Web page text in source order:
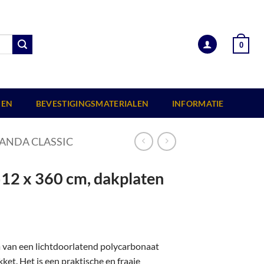
0
BEVESTIGINGSMATERIALEN INFORMATIE
CLASSIC
x 360 cm, dakplaten
van een lichtdoorlatend polycarbonaat
Het is een praktische en fraaie